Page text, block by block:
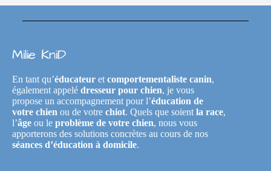
Milie KniD
En tant qu’éducateur et comportementaliste canin,
également appelé dresseur pour chien, je vous
propose un accompagnement pour l’éducation de
votre chien ou de votre chiot. Quels que soient la race,
l’âge ou le problème de votre chien, nous vous
apporterons des solutions concrètes au cours de nos
séances d’éducation à domicile.